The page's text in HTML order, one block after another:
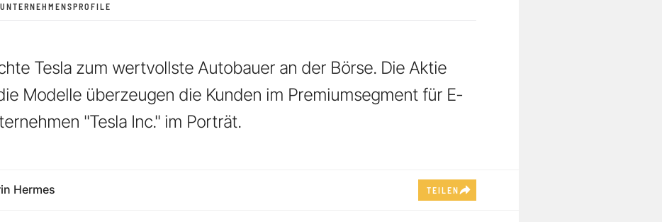
UNTERNEHMENSPROFILE
Tesla zum wertvollste Autobauer an der Börse. Die Aktie
Modelle überzeugen die Kunden im Premiumsegment für E-
"Tesla Inc." im Porträt.
Hermes TEILEN